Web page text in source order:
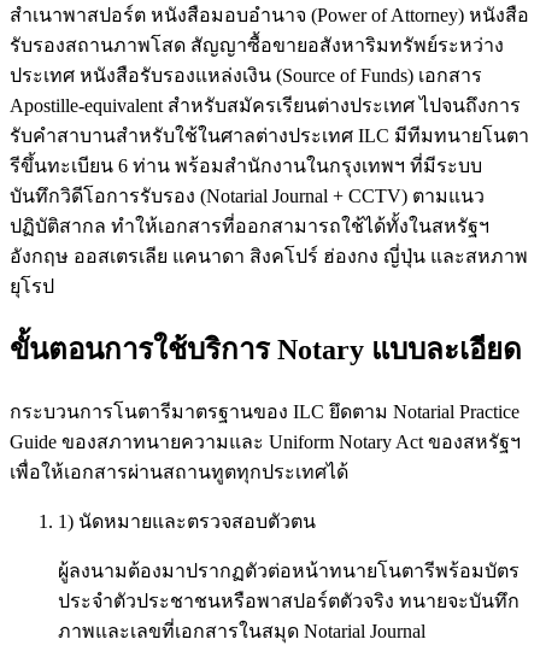
สำเนาพาสปอร์ต หนังสือมอบอำนาจ (Power of Attorney) หนังสือ
รับรองสถานภาพโสด สัญญาซื้อขายอสังหาริมทรัพย์ระหว่าง
ประเทศ หนังสือรับรองแหล่งเงิน (Source of Funds) เอกสาร
Apostille-equivalent สำหรับสมัครเรียนต่างประเทศ ไปจนถึงการ
รับคำสาบานสำหรับใช้ในศาลต่างประเทศ ILC มีทีมทนายโนตา
รีขึ้นทะเบียน 6 ท่าน พร้อมสำนักงานในกรุงเทพฯ ที่มีระบบ
บันทึกวิดีโอการรับรอง (Notarial Journal + CCTV) ตามแนว
ปฏิบัติสากล ทำให้เอกสารที่ออกสามารถใช้ได้ทั้งในสหรัฐฯ
อังกฤษ ออสเตรเลีย แคนาดา สิงคโปร์ ฮ่องกง ญี่ปุ่น และสหภาพ
ยุโรป
ขั้นตอนการใช้บริการ Notary แบบละเอียด
กระบวนการโนตารีมาตรฐานของ ILC ยึดตาม Notarial Practice
Guide ของสภาทนายความและ Uniform Notary Act ของสหรัฐฯ
เพื่อให้เอกสารผ่านสถานทูตทุกประเทศได้
1) นัดหมายและตรวจสอบตัวตน
ผู้ลงนามต้องมาปรากฏตัวต่อหน้าทนายโนตารีพร้อมบัตร
ประจำตัวประชาชนหรือพาสปอร์ตตัวจริง ทนายจะบันทึก
ภาพและเลขที่เอกสารในสมุด Notarial Journal